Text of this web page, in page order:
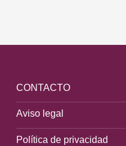
CONTACTO
Aviso legal
Política de privacidad